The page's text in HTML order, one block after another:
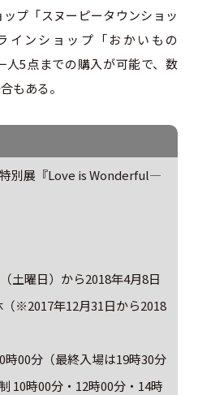
プ「スヌーピータウンショッ
インショップ「おかいもの
人5点までの購入が可能で、数
もある。
別展『Love is Wonderful―
土曜日）から2018年4月8日
（※2017年12月31日から2018
時00分（最終入場は19時30分
10時00分・12時00分・14時